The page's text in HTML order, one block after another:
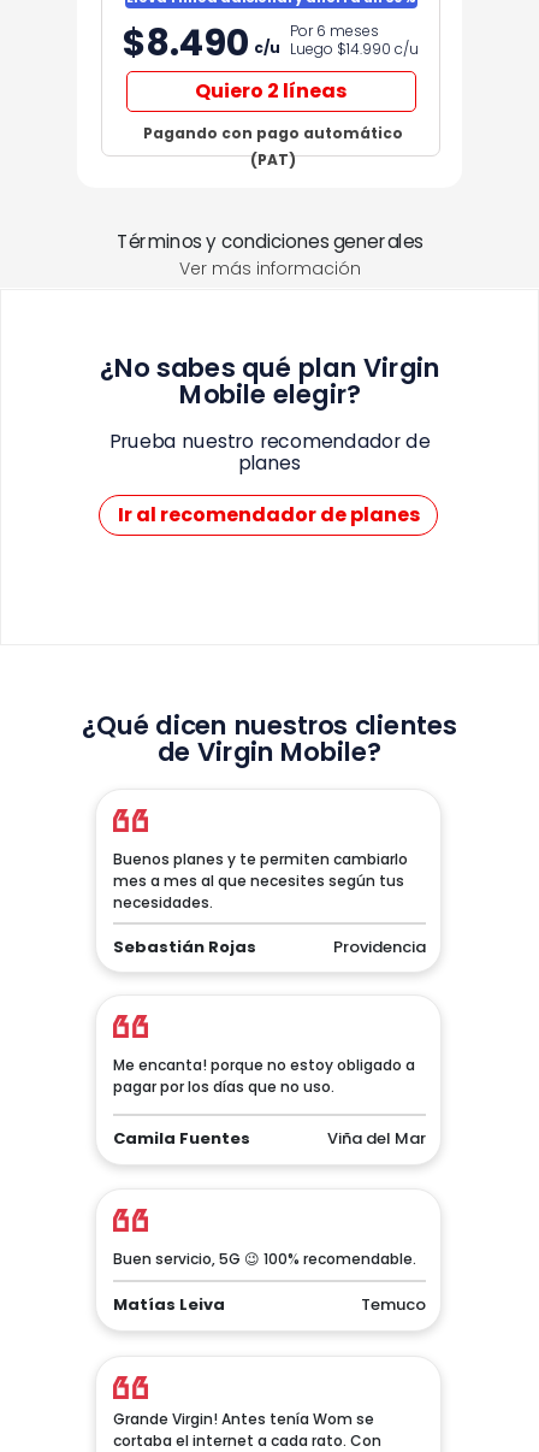
Términos y condiciones generales
Quiero 2 líneas
Pagando con pago automático
(PAT)
Por 6 meses
Luego $14.990 c/u
$8.490 c/u
Ver más información
¿Qué dicen nuestros clientes
de Virgin Mobile?
Buenos planes y te permiten cambiarlo
mes a mes al que necesites según tus
necesidades.
Sebastián Rojas Providencia
Me encanta! porque no estoy obligado a
pagar por los días que no uso.
Camila Fuentes Viña del Mar
Buen servicio, 5G 😉 100% recomendable.
Matías Leiva Temuco
Grande Virgin! Antes tenía Wom se
cortaba el internet a cada rato. Con
¿No sabes qué plan Virgin
Mobile elegir?
Prueba nuestro recomendador de
planes
Ir al recomendador de planes